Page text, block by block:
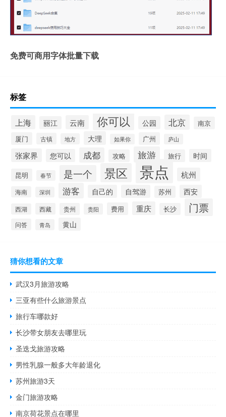
免费可商用字体批量下载
标签
上海 丽江 云南 你可以 公园 北京
南京
厦门
古镇 地方 大理 如果你 广州 庐山
张家界 您可以 成都 攻略 旅游 旅行 时间
昆明 春节 是一个 景区 景点 杭州
海南 深圳 游客 自己的 自驾游 苏州 西安
西湖 西藏 贵州 贵阳 费用 重庆 长沙 门票
问答 青岛 黄山
猜你想看的文章
武汉3月旅游攻略
三亚有些什么旅游景点
旅行车哪款好
长沙带女朋友去哪里玩
圣迭戈旅游攻略
男性乳腺一般多大年龄退化
苏州旅游3天
金门旅游攻略
南京荷花景点在哪里